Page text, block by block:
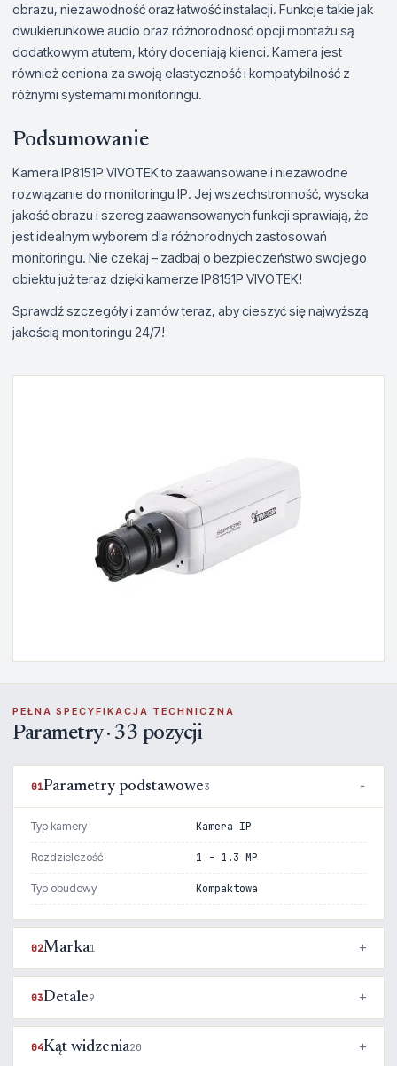
obrazu, niezawodność oraz łatwość instalacji. Funkcje takie jak
dwukierunkowe audio oraz różnorodność opcji montażu są
dodatkowym atutem, który doceniają klienci. Kamera jest
również ceniona za swoją elastyczność i kompatybilność z
różnymi systemami monitoringu.
Podsumowanie
Kamera IP8151P VIVOTEK to zaawansowane i niezawodne
rozwiązanie do monitoringu IP. Jej wszechstronność, wysoka
jakość obrazu i szereg zaawansowanych funkcji sprawiają, że
jest idealnym wyborem dla różnorodnych zastosowań
monitoringu. Nie czekaj – zadbaj o bezpieczeństwo swojego
obiektu już teraz dzięki kamerze IP8151P VIVOTEK!
Sprawdź szczegóły i zamów teraz, aby cieszyć się najwyższą
jakością monitoringu 24/7!
PEŁNA SPECYFIKACJA TECHNICZNA
Parametry · 33 pozycji
01Parametry podstawowe3
Typ kamery Kamera IP
Rozdzielczość 1 - 1.3 MP
Typ obudowy Kompaktowa
02Marka1
03Detale9
04Kąt widzenia20